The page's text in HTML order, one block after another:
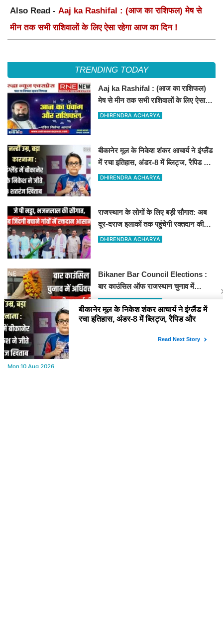
Also Read - Aaj ka Rashifal : (आज का राशिफल) मेष से
मीन तक सभी राशिवालों के लिए ऐसा रहेगा आज का दिन !
TRENDING TODAY
Aaj ka Rashifal : (आज का राशिफल)
मेष से मीन तक सभी राशिवालों के लिए ऐसा
रहेगा आज का दिन !
DHIRENDRA ACHARYA
बीकानेर मूल के निकेश शंकर आचार्य ने इंग्लैंड
में रचा इतिहास, अंडर-8 में ब्लिट्ज, रैपिड और
स्टैंडर्ड चैंपियन
DHIRENDRA ACHARYA
राजस्थान के लोगों के लिए बड़ी सौगात: अब
दूर-दराज इलाकों तक पहुंचेगी रक्तदान की
सुविधा, 10 अत्याधुनिक वाहन रवाना
DHIRENDRA ACHARYA
Bikaner Bar Council Elections :
बार काउंसिल ऑफ राजस्थान चुनाव में
बीकानेर के अधिवक्ता कुलदीप कुमार शर्मा की
शानदार जीत
DHIRENDRA ACHARYA
Mon,10 Aug 2026